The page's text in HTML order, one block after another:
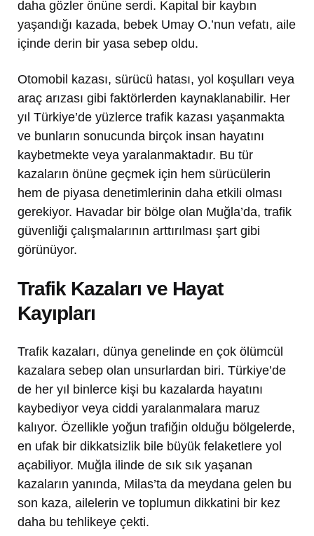
daha gözler önüne serdi. Kapital bir kaybın
yaşandığı kazada, bebek Umay O.’nun vefatı, aile
içinde derin bir yasa sebep oldu.
Otomobil kazası, sürücü hatası, yol koşulları veya
araç arızası gibi faktörlerden kaynaklanabilir. Her
yıl Türkiye’de yüzlerce trafik kazası yaşanmakta
ve bunların sonucunda birçok insan hayatını
kaybetmekte veya yaralanmaktadır. Bu tür
kazaların önüne geçmek için hem sürücülerin
hem de piyasa denetimlerinin daha etkili olması
gerekiyor. Havadar bir bölge olan Muğla’da, trafik
güvenliği çalışmalarının arttırılması şart gibi
görünüyor.
Trafik Kazaları ve Hayat
Kayıpları
Trafik kazaları, dünya genelinde en çok ölümcül
kazalara sebep olan unsurlardan biri. Türkiye’de
de her yıl binlerce kişi bu kazalarda hayatını
kaybediyor veya ciddi yaralanmalara maruz
kalıyor. Özellikle yoğun trafiğin olduğu bölgelerde,
en ufak bir dikkatsizlik bile büyük felaketlere yol
açabiliyor. Muğla ilinde de sık sık yaşanan
kazaların yanında, Milas’ta da meydana gelen bu
son kaza, ailelerin ve toplumun dikkatini bir kez
daha bu tehlikeye çekti.